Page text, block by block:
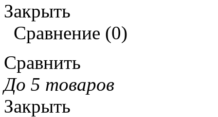
Закрыть
Сравнение (0)
Сравнить
До 5 товаров
Закрыть